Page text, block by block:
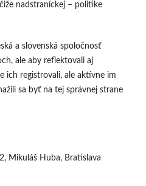
nadstraníckej – politike
a slovenská spoločnosť
ale aby reflektovali aj
ich registrovali, ale aktívne im
sa byť na tej správnej strane
Mikuláš Huba, Bratislava